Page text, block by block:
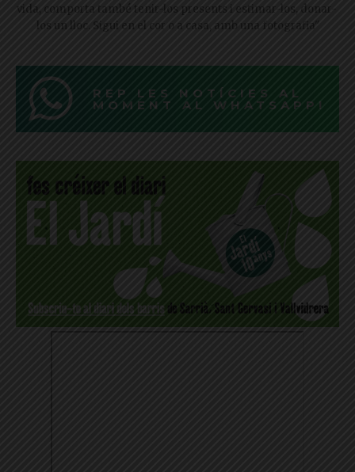
vida, comporta també tenir-los presents i estimar-los, donar-
los un lloc. Sigui en el cor o a casa, amb una fotografia"
REP LES NOTÍCIES AL
MOMENT AL WHATSAPP!